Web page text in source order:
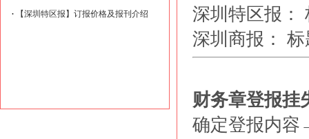
【深圳特区报】订报价格及报刊介绍
深圳特区报：
深圳商报： 标
财务章登报挂
确定登报内